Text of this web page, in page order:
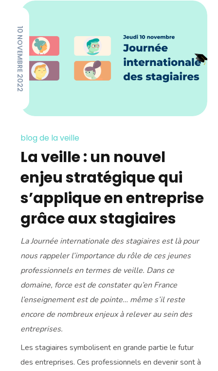
10 NOVEMBRE 2022
blog de la veille
La veille : un nouvel
enjeu stratégique qui
s’applique en entreprise
grâce aux stagiaires
La Journée internationale des stagiaires est là pour
nous rappeler l’importance du rôle de ces jeunes
professionnels en termes de veille. Dans ce
domaine, force est de constater qu’en France
l’enseignement est de pointe… même s’il reste
encore de nombreux enjeux à relever au sein des
entreprises.
Les stagiaires symbolisent en grande partie le futur
des entreprises. Ces professionnels en devenir sont à